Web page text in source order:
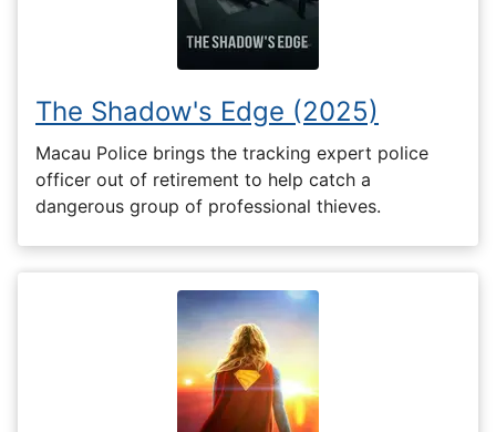
The Shadow's Edge (2025)
Macau Police brings the tracking expert police
officer out of retirement to help catch a
dangerous group of professional thieves.